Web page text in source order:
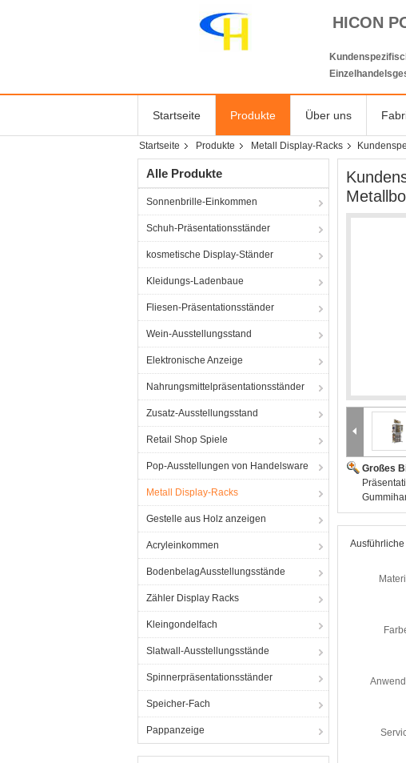
HICON
Startseite Produkte Über uns
Startseite Produkte Metall Display-Racks
Alle Produkte
Sonnenbrille-Einkommen
Schuh-Präsentationsständer
kosmetische Display-Ständer
Kleidungs-Ladenbaue
Fliesen-Präsentationsständer
Wein-Ausstellungsstand
Elektronische Anzeige
Nahrungsmittelpräsentationsständer
Zusatz-Ausstellungsstand
Retail Shop Spiele
Pop-Ausstellungen von Handelsware
Metall Display-Racks
Gestelle aus Holz anzeigen
Acryleinkommen
BodenbelagAusstellungsstände
Zähler Display Racks
Kleingondelfach
Slatwall-Ausstellungsstände
Spinnerpräsentationsständer
Speicher-Fach
Pappanzeige
Großes